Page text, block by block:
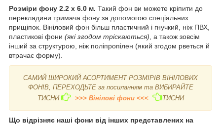
Розміри фону 2.2 х 6.0 м. Такий фон ви можете кріпити до
перекладини тримача фону за допомогою спеціальних
прищіпок. Вініловий фон більш пластичний і гнучкий, ніж ПВХ,
пластикові фони (які згодом тріскаються), а також зовсім
інший за структурою, ніж поліпропілен (який згодом рветься й
втрачає форму).
САМИЙ ШИРОКИЙ АСОРТИМЕНТ РОЗМІРІВ ВІНІЛОВИХ
ФОНІВ, ПЕРЕХОДЬТЕ за посиланням та ВИБИРАЙТЕ
ТИСНИ
>>> Вінілові фони <<< ТИСНИ
Що відрізняє наші фони від інших представлених на